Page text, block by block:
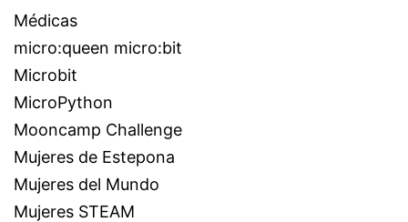
Médicas
micro:queen micro:bit
Microbit
MicroPython
Mooncamp Challenge
Mujeres de Estepona
Mujeres del Mundo
Mujeres STEAM